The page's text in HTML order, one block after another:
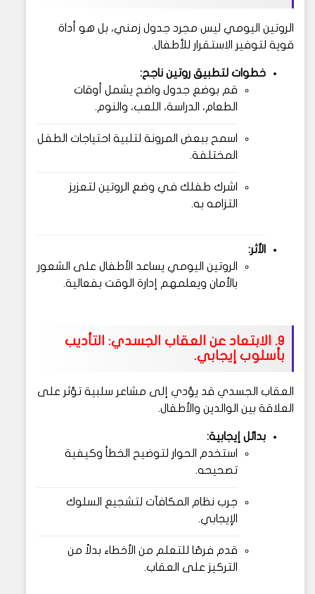
الروتين اليومي ليس مجرد جدول زمني، بل هو أداة
قوية لتوفير الاستقرار للأطفال.
خطوات لتطبيق روتين ناجح:
قم بوضع جدول واضح يشمل أوقات
الطعام، الدراسة، اللعب، والنوم.
اسمح ببعض المرونة لتلبية احتياجات الطفل
المختلفة.
اشرك طفلك في وضع الروتين لتعزيز
التزامه به.
الأثر:
الروتين اليومي يساعد الأطفال على الشعور
بالأمان ويعلمهم إدارة الوقت بفعالية.
9. الابتعاد عن العقاب الجسدي: التأديب
بأسلوب إيجابي.
العقاب الجسدي قد يؤدي إلى مشاعر سلبية تؤثر على
العلاقة بين الوالدين والأطفال.
بدائل إيجابية:
استخدم الحوار لتوضيح الخطأ وكيفية
تصحيحه.
جرب نظام المكافآت لتشجيع السلوك
الإيجابي.
قدم فرصًا للتعلم من الأخطاء بدلاً من
التركيز على العقاب.